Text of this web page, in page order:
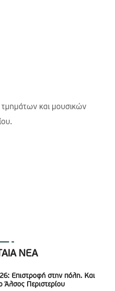
και μουσικών
ΝΕΑ
Επιστροφή στην πόλη. Και
Άλσος Περιστερίου